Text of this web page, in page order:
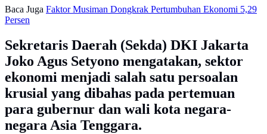
Baca Juga Faktor Musiman Dongkrak Pertumbuhan Ekonomi 5,29
Persen
Sekretaris Daerah (Sekda) DKI Jakarta
Joko Agus Setyono mengatakan, sektor
ekonomi menjadi salah satu persoalan
krusial yang dibahas pada pertemuan
para gubernur dan wali kota negara-
negara Asia Tenggara.